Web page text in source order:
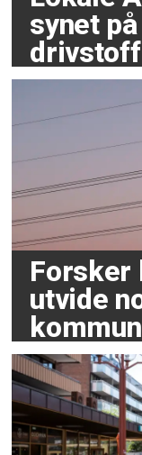
synet
drivstoff
Forsker
utvide